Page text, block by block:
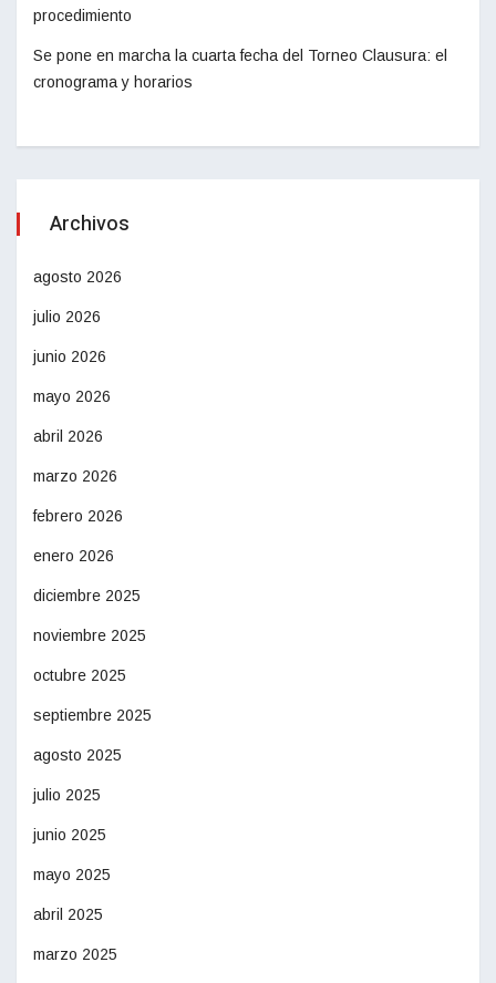
procedimiento
Se pone en marcha la cuarta fecha del Torneo Clausura: el
cronograma y horarios
Archivos
agosto 2026
julio 2026
junio 2026
mayo 2026
abril 2026
marzo 2026
febrero 2026
enero 2026
diciembre 2025
noviembre 2025
octubre 2025
septiembre 2025
agosto 2025
julio 2025
junio 2025
mayo 2025
abril 2025
marzo 2025